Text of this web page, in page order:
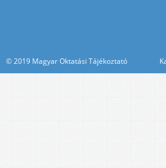
© 2019 Magyar Oktatási Tájékoztató